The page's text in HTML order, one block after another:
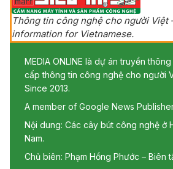
Thông tin công nghệ cho người Việt
information for Vietnamese.
MEDIA ONLINE là dự án truyền
cấp thông tin công nghệ cho người
Since 2013.
A member of Google News
Nội dung: Các cây bút công nghệ ở
Nam.
Chủ biên: Phạm Hồng Phước – Biên